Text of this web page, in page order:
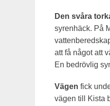
Den svåra
syrenhäck. På
att få något att
En bedrövlig
Vägen fick
vägen till Kista